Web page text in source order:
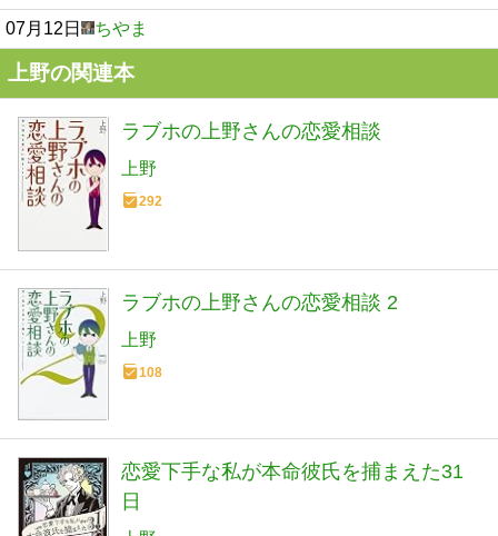
07月12日 ちやま
上野の関連本
ラブホの上野さんの恋愛相談
上野
292
ラブホの上野さんの恋愛相談 2
上野
108
恋愛下手な私が本命彼氏を捕まえた31
日